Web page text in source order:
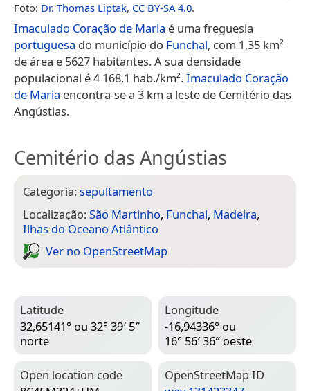
Foto: Dr. Thomas Liptak, CC BY-SA 4.0.
Imaculado Coração de Maria é uma freguesia
portuguesa do município do Funchal, com 1,35 km²
de área e 5627 habitantes. A sua densidade
populacional é 4 168,1 hab./km².Imaculado Coração
de Maria encontra-se a 3 km a leste de Cemitério das
Angústias.
Cemitério das Angústias
Categoria:sepultamento
Localização:São Martinho, Funchal, Madeira,
Ilhas do Oceano Atlântico
Ver no Open­Street­Map
Latitude
32,65141° ou 32° 39′ 5″
norte
Longitude
-16,94336° ou
16° 56′ 36″ oeste
Open location code
Open­Street­Map ID